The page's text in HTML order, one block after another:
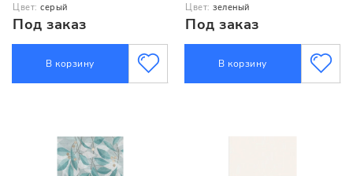
Цвет: серый
Под заказ
В корзину
Цвет: зеленый
Под заказ
В корзину